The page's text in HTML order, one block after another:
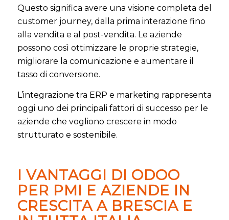
Questo significa avere una visione completa del
customer journey, dalla prima interazione fino
alla vendita e al post-vendita. Le aziende
possono così ottimizzare le proprie strategie,
migliorare la comunicazione e aumentare il
tasso di conversione.
L’integrazione tra ERP e marketing rappresenta
oggi uno dei principali fattori di successo per le
aziende che vogliono crescere in modo
strutturato e sostenibile.
I VANTAGGI DI ODOO
PER PMI E AZIENDE IN
CRESCITA A BRESCIA E